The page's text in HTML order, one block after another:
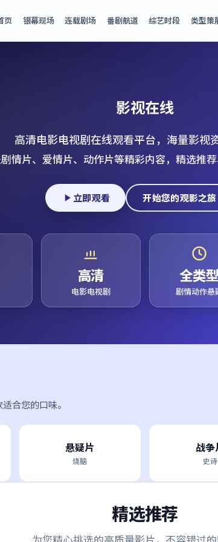
页 银幕现场 连载剧场 番剧航道 综艺时段 类型策
影视在线
高清电影电视剧在线观看平台，海量影视
情片、爱情片、动作片等精彩内容，精选推
立即观看 开始您的观影之旅
高清
电影电视剧
全类型
剧情动作悬
合您的口味。
悬疑片
烧脑
战争
史诗
精选推荐